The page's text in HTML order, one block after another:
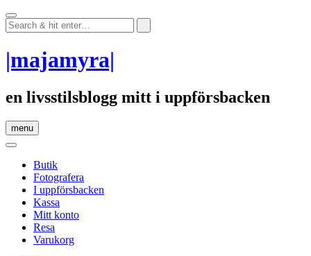
Skip
to
content
|majamyra|
en livsstilsblogg mitt i uppförsbacken
menu
Butik
Fotografera
I uppförsbacken
Kassa
Mitt konto
Resa
Varukorg